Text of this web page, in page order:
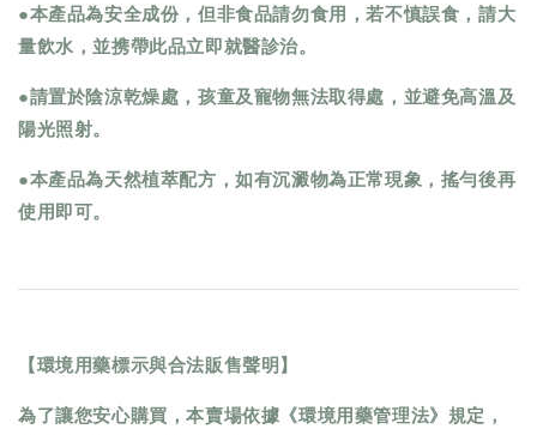
●本產品為安全成份，但非食品請勿食用，若不慎誤食，請大
量飲水，並携帶此品立即就醫診治。
●請置於陰涼乾燥處，孩童及寵物無法取得處，並避免高溫及
陽光照射。
●本產品為天然植萃配方，如有沉澱物為正常現象，搖勻後再
使用即可。
【環境用藥標示與合法販售聲明】
為了讓您安心購買，本賣場依據《環境用藥管理法》規定，